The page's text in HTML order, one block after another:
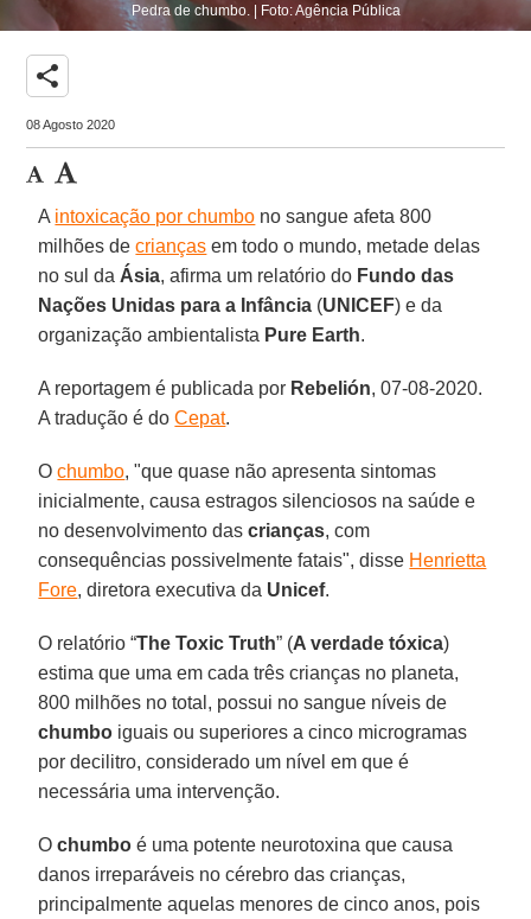
Pedra de chumbo. | Foto: Agência Pública
share
08 Agosto 2020
A intoxicação por chumbo no sangue afeta 800
milhões decrianças em todo o mundo, metade delas
no sul da Ásia, afirma um relatório do Fundo das
Nações Unidas para a Infância (UNICEF) e da
organização ambientalista Pure Earth.
A reportagem é publicada por Rebelión, 07-08-2020.
A tradução é doCepat.
Ochumbo, "que quase não apresenta sintomas
inicialmente, causa estragos silenciosos na saúde e
no desenvolvimento dascrianças, com
consequências possivelmente fatais", disse Henrietta
Fore, diretora executiva da Unicef.
O relatório “The Toxic Truth” (A verdade tóxica)
estima que uma em cada três crianças no planeta,
800 milhões no total, possui no sangue níveis de
chumbo iguais ou superiores a cinco microgramas
por decilitro, considerado um nível em que é
necessária uma intervenção.
Ochumbo é uma potente neurotoxina que causa
danos irreparáveis no cérebro das crianças,
principalmente aquelas menores de cinco anos, pois